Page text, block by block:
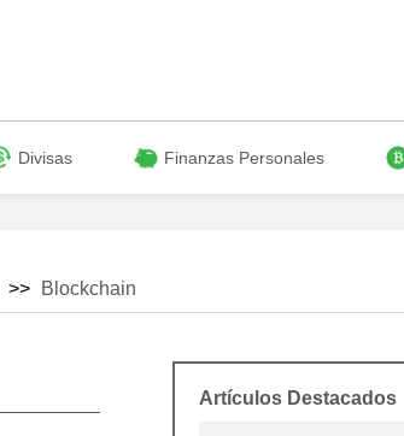
Divisas Finanzas Personales
>> Blockchain
Artículos Destacados